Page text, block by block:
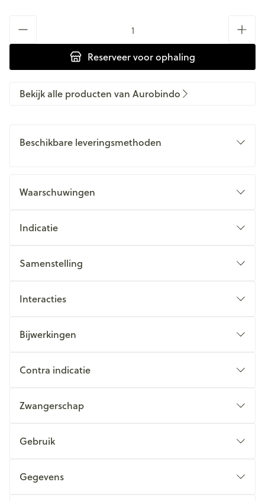
Reserveervoor ophaling
Bekijk alle producten van Aurobindo
Beschikbare leveringsmethoden
Waarschuwingen
Indicatie
Samenstelling
Interacties
Bijwerkingen
Contra indicatie
Zwangerschap
Gebruik
Gegevens